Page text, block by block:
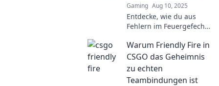
Gaming Aug 10, 2025
Entdecke, wie du aus
Fehlern im Feuergefecht
herausholst und deine
Skills auf das nächste
Level bringst!
Warum Friendly Fire in
CSGO das Geheimnis
zu echten
Teambindungen ist